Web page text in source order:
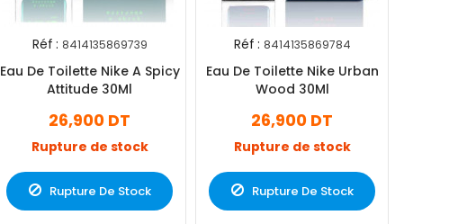
Réf : 8414135869739
Eau De Toilette Nike A Spicy
Attitude 30Ml
26,900 DT
Rupture de stock
Rupture De Stock
Réf : 8414135869784
Eau De Toilette Nike Urban
Wood 30Ml
26,900 DT
Rupture de stock
Rupture De Stock